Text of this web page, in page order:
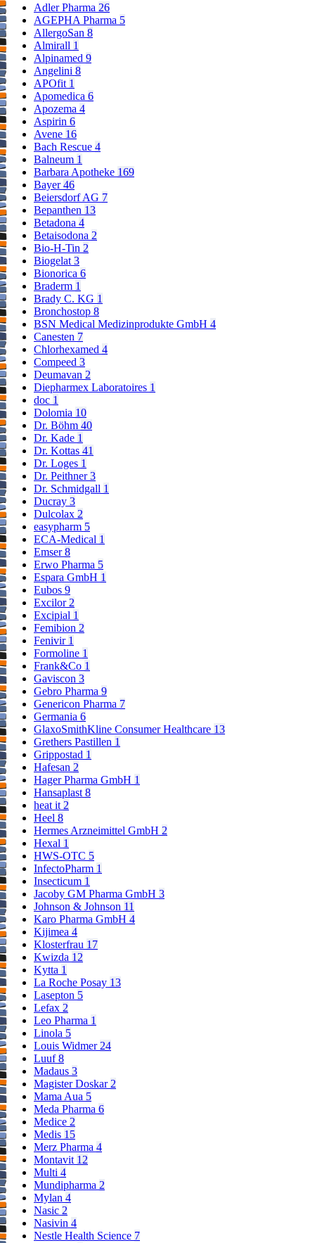
Adler Pharma 26
AGEPHA Pharma 5
AllergoSan 8
Almirall 1
Alpinamed 9
Angelini 8
APOfit 1
Apomedica 6
Apozema 4
Aspirin 6
Avene 16
Bach Rescue 4
Balneum 1
Barbara Apotheke 169
Bayer46
Beiersdorf AG 7
Bepanthen 13
Betadona 4
Betaisodona 2
Bio-H-Tin 2
Biogelat 3
Bionorica 6
Braderm 1
Brady C. KG 1
Bronchostop 8
BSN Medical Medizinprodukte GmbH 4
Canesten 7
Chlorhexamed 4
Compeed 3
Deumavan 2
Diepharmex Laboratoires 1
doc 1
Dolomia 10
Dr. Böhm 40
Dr. Kade 1
Dr. Kottas 41
Dr. Loges 1
Dr. Peithner3
Dr. Schmidgall 1
Ducray 3
Dulcolax 2
easypharm 5
ECA-Medical 1
Emser8
Erwo Pharma 5
Espara GmbH 1
Eubos 9
Excilor 2
Excipial 1
Femibion 2
Fenivir 1
Formoline 1
Frank&Co 1
Gaviscon 3
Gebro Pharma 9
Genericon Pharma 7
Germania 6
GlaxoSmithKline Consumer Healthcare 13
Grethers Pastillen 1
Grippostad 1
Hafesan 2
Hager Pharma GmbH 1
Hansaplast 8
heat it 2
Heel 8
Hermes Arzneimittel GmbH 2
Hexal 1
HWS-OTC 5
InfectoPharm 1
Insecticum 1
Jacoby GM Pharma GmbH 3
Johnson & Johnson 11
Karo Pharma GmbH 4
Kijimea 4
Klosterfrau 17
Kwizda 12
Kytta 1
La Roche Posay 13
Lasepton 5
Lefax 2
Leo Pharma 1
Linola 5
Louis Widmer 24
Luuf8
Madaus 3
Magister Doskar 2
Mama Aua 5
Meda Pharma 6
Medice 2
Medis 15
Merz Pharma 4
Montavit 12
Multi 4
Mundipharma 2
Mylan 4
Nasic 2
Nasivin 4
Nestle Health Science 7